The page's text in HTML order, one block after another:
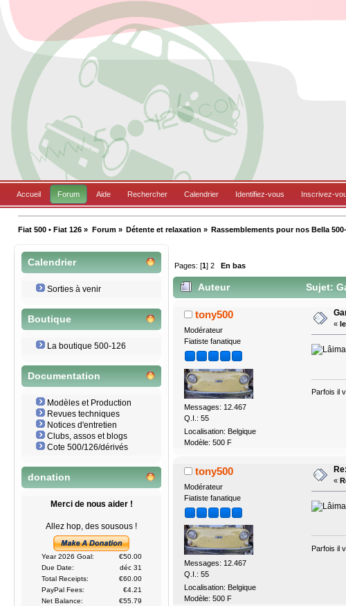
Accueil Forum Aide Rechercher Calendrier Identifiez-vous Inscrivez-
Fiat 500 • Fiat 126 » Forum» Détente et relaxation » Rassemblements pour nos Bella
Calendrier
Sorties à venir
Boutique
La boutique 500-126
Documentation
Modèles et Production
Revues techniques
Notices d'entretien
Clubs, assos et blogs
Cote 500/126/dérivés
donation
Merci de nous aider !
Allez hop, des sousous !
Year 2026 Goal:
€50.00
Due Date:
déc 31
Total Receipts:
€60.00
PayPal Fees:
€4.21
Net Balance:
€55.79
Pages: [1]2 En bas
Auteur Sujet:
tony500
Modérateur
Fiatiste fanatique
Messages: 12.467
Q.I.: 55
Localisation: Belgique
Modèle: 500 F
«
Parfois il
tony500
Modérateur
Fiatiste fanatique
Messages: 12.467
Q.I.: 55
Localisation: Belgique
Modèle: 500 F
«
Parfois il